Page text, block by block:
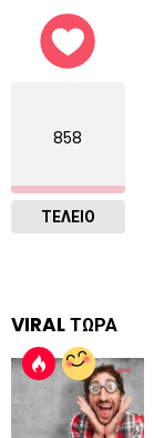
858
ΤΕΛΕΙΟ
VIRAL ΤΩΡΑ